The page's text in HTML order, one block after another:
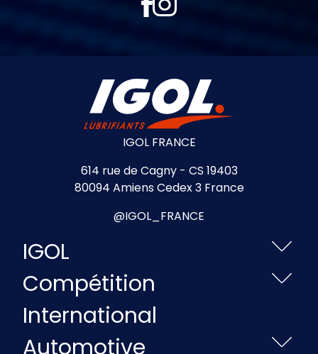
IGOL FRANCE
614 rue de Cagny - CS 19403
80094 Amiens Cedex 3 France
@IGOL_FRANCE
IGOL
Compétition
International
Automotive